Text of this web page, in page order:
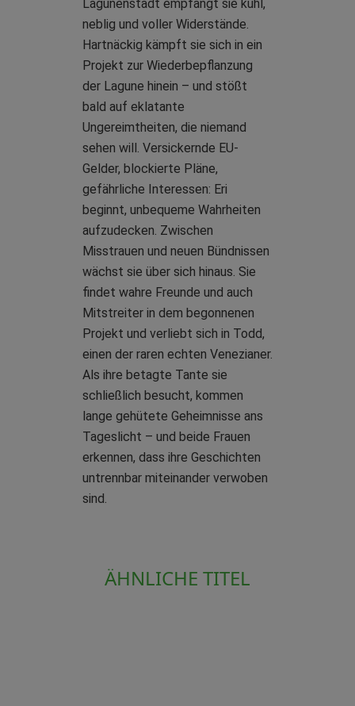
Lagunenstadt empfängt sie kühl,
neblig und voller Widerstände.
Hartnäckig kämpft sie sich in ein
Projekt zur Wiederbepflanzung
der Lagune hinein – und stößt
bald auf eklatante
Ungereimtheiten, die niemand
sehen will. Versickernde EU-
Gelder, blockierte Pläne,
gefährliche Interessen: Eri
beginnt, unbequeme Wahrheiten
aufzudecken. Zwischen
Misstrauen und neuen Bündnissen
wächst sie über sich hinaus. Sie
findet wahre Freunde und auch
Mitstreiter in dem begonnenen
Projekt und verliebt sich in Todd,
einen der raren echten Venezianer.
Als ihre betagte Tante sie
schließlich besucht, kommen
lange gehütete Geheimnisse ans
Tageslicht – und beide Frauen
erkennen, dass ihre Geschichten
untrennbar miteinander verwoben
sind.
ÄHNLICHE TITEL